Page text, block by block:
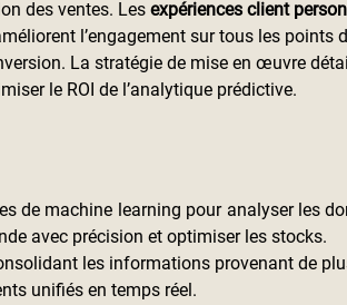
des ventes. Les expériences client
l’engagement sur tous les points
La stratégie de mise en œuvre
le ROI de l’analytique prédictive.
de machine learning pour analyser les
avec précision et optimiser les stocks.
les informations provenant de
unifiés en temps réel.